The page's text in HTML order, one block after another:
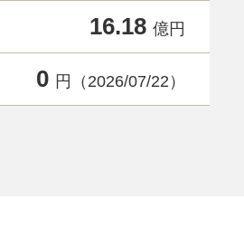
16.18 億円
0 円（2026/07/22）